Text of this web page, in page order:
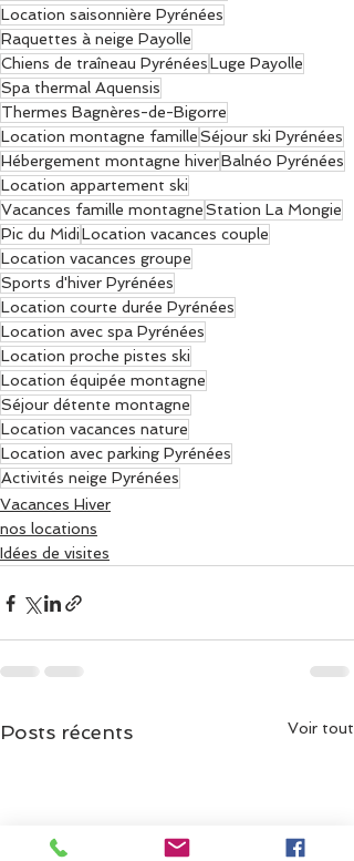
Location saisonnière Pyrénées
Raquettes à neige Payolle
Chiens de traîneau PyrénéesLuge Payolle
Spa thermal Aquensis
Thermes Bagnères-de-Bigorre
Location montagne familleSéjour ski Pyrénées
Hébergement montagne hiverBalnéo Pyrénées
Location appartement ski
Vacances famille montagneStation La Mongie
Pic du MidiLocation vacances couple
Location vacances groupe
Sports d'hiver Pyrénées
Location courte durée Pyrénées
Location avec spa Pyrénées
Location proche pistes ski
Location équipée montagne
Séjour détente montagne
Location vacances nature
Location avec parking Pyrénées
Activités neige Pyrénées
Vacances Hiver
nos locations
Idées de visites
Posts récents Voir tout